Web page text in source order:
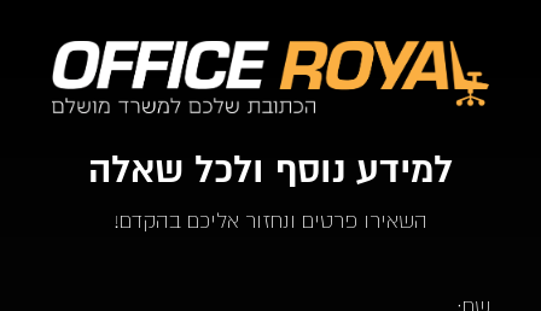
למידע נוסף ולכל שאלה
השאירו פרטים ונחזור אליכם בהקדם!